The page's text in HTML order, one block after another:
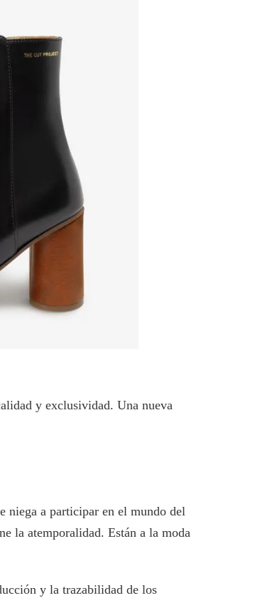
y exclusividad. Una nueva
niega a participar en el mundo del
la atemporalidad. Están a la moda
y la trazabilidad de los